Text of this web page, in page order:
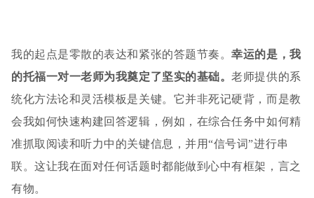
我的起点是零散的表达和紧张的答题节奏。幸运的是，我
的托福一对一老师为我奠定了坚实的基础。老师提供的系
统化方法论和灵活模板是关键。它并非死记硬背，而是教
会我如何快速构建回答逻辑，例如，在综合任务中如何精
准抓取阅读和听力中的关键信息，并用“信号词”进行串
联。这让我在面对任何话题时都能做到心中有框架，言之
有物。